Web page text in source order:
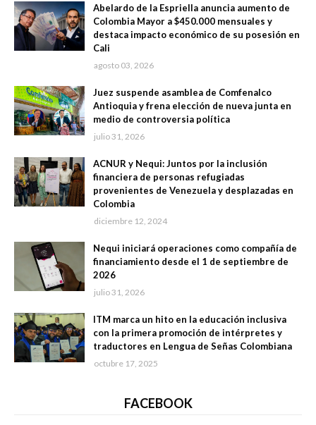
Abelardo de la Espriella anuncia aumento de
Colombia Mayor a $450.000 mensuales y
destaca impacto económico de su posesión en
Cali
agosto 03, 2026
Juez suspende asamblea de Comfenalco
Antioquia y frena elección de nueva junta en
medio de controversia política
julio 31, 2026
ACNUR y Nequi: Juntos por la inclusión
financiera de personas refugiadas
provenientes de Venezuela y desplazadas en
Colombia
diciembre 12, 2024
Nequi iniciará operaciones como compañía de
financiamiento desde el 1 de septiembre de
2026
julio 31, 2026
ITM marca un hito en la educación inclusiva
con la primera promoción de intérpretes y
traductores en Lengua de Señas Colombiana
octubre 17, 2025
FACEBOOK